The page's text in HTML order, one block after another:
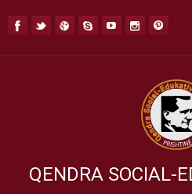
QENDRA SOCIAL-